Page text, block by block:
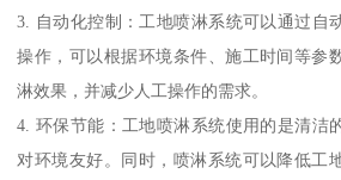
3. 自动化控制：工地喷淋系统可以通过自
操作，可以根据环境条件、施工时间等参
淋效果，并减少人工操作的需求。
4. 环保节能：工地喷淋系统使用的是清洁
对环境友好。同时，喷淋系统可以降低工